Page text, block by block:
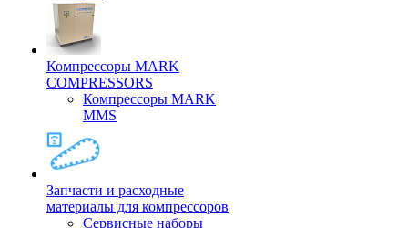
Компрессоры MARK
COMPRESSORS
Компрессоры MARK
MMS
Запчасти и расходные
материалы для компрессоров
Cервисные наборы